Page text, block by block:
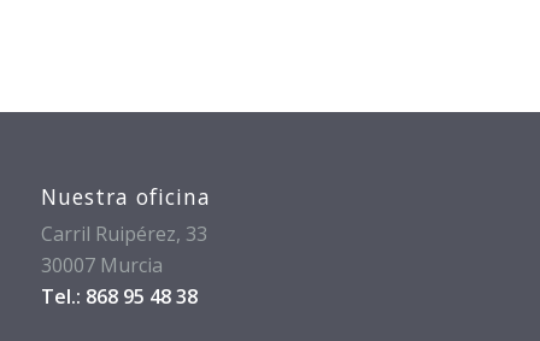
Nuestra oficina
Carril Ruipérez, 33
30007 Murcia
Tel.: 868 95 48 38